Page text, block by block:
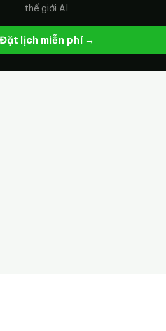
thế giới AI.
Đặt lịch miễn phí →